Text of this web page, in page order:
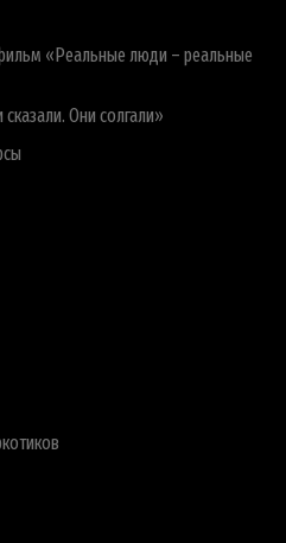
«Реальные люди – реальные
Они солгали»